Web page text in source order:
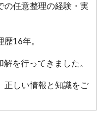
の任意整理の経験・実
16年。
を行ってきました。
正しい情報と知識をご